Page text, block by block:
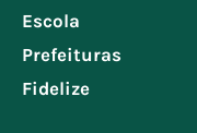
Escola
Prefeituras
Fidelize